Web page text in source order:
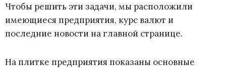
Чтобы решить эти задачи, мы расположили
имеющиеся предприятия, курс валют и
последние новости на главной странице.
На плитке предприятия показаны основные